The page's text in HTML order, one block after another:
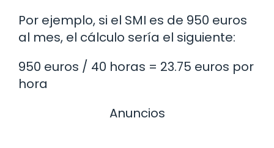
Por ejemplo, si el SMI es de 950 euros
al mes, el cálculo sería el siguiente:
950 euros / 40 horas = 23.75 euros por
hora
Anuncios